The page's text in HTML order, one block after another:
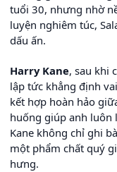
tuổi 30, nhưng nhờ
luyện nghiêm túc,
dấu ấn.
Harry Kane, sau khi
lập tức khẳng định
kết hợp hoàn hảo
huống giúp anh luôn
Kane không chỉ ghi
một phẩm chất quý
hưng.